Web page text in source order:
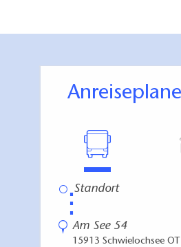
⋮
Am See 54
15913 Schwielochsee